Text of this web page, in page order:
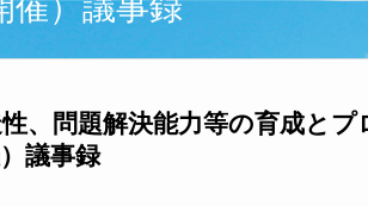
催）議事録
、問題解決能力等の育成と
議事録